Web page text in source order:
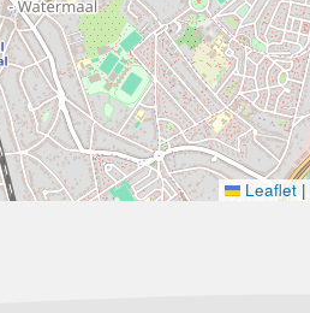
Leaflet |